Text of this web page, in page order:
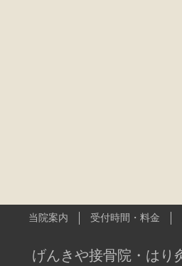
当院案内 受付時間・料金
げんきや接骨院・はり